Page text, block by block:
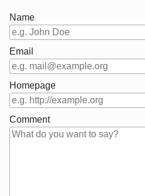
Name
Email
Homepage
Comment